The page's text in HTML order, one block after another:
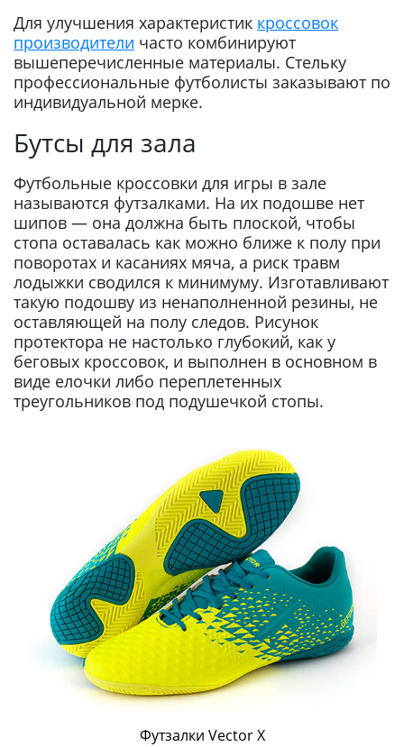
Для улучшения характеристик кроссовок
производители часто комбинируют
вышеперечисленные материалы. Стельку
профессиональные футболисты заказывают по
индивидуальной мерке.
Бутсы для зала
Футбольные кроссовки для игры в зале
называются футзалками. На их подошве нет
шипов — она должна быть плоской, чтобы
стопа оставалась как можно ближе к полу при
поворотах и касаниях мяча, а риск травм
лодыжки сводился к минимуму. Изготавливают
такую подошву из ненаполненной резины, не
оставляющей на полу следов. Рисунок
протектора не настолько глубокий, как у
беговых кроссовок, и выполнен в основном в
виде елочки либо переплетенных
треугольников под подушечкой стопы.
Футзалки Vector X